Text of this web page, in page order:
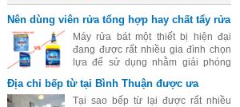
Nên dùng viên rửa tổng hợp hay chất tẩy rửa
riêng biệt cho máy rửa bátMáy rửa bát một thiết bị hiện đại
đang được rất nhiều gia đình chọn
lựa để sử dụng nhằm giải phóng
việc mệt mỏi. Đối với những người
đang tìm hiểu và mới sử dụng máy
Địa chỉ bếp từ tại Bình Thuận được ưa
chuộng
Tại sao bếp từ lại được rất nhiều